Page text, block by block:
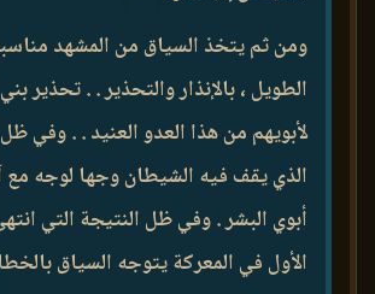
ومن ثم يتخذ السياق من المشهد
الطويل ، بالإنذار والتحذير . . تحذير
لأبويهم من هذا العدو العنيد . . وفي
الذي يقف فيه الشيطان وجها لوجه مع
أبوي البشر . وفي ظل النتيجة التي
الأول في المعركة يتوجه السياق